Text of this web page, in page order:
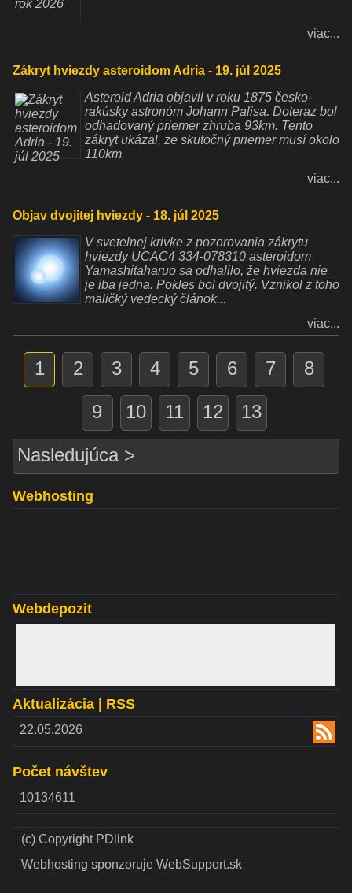
viac...
Zákryt hviezdy asteroidom Adria - 19. júl 2025
Asteroid Adria objavil v roku 1875 česko-
rakúsky astronóm Johann Palisa. Doteraz bol
odhadovaný priemer zhruba 93km. Tento
zákryt ukázal, ze skutočný priemer musí okolo
110km.
viac...
Objav dvojitej hviezdy - 18. júl 2025
V svetelnej krivke z pozorovania zákrytu
hviezdy UCAC4 334-078310 asteroidom
Yamashitaharuo sa odhalilo, že hviezda nie
je iba jedna. Pokles bol dvojitý. Vznikol z toho
maličký vedecký článok...
viac...
Nasledujúca >
1 2 3 4 5 6 7 8
9 10 11 12 13
Webhosting
Webdepozit
Počet návštev
10134611
Aktualizácia | RSS
22.05.2026
RSS
2.00
(c) Copyright PDlink
Webhosting sponzoruje WebSupport.sk